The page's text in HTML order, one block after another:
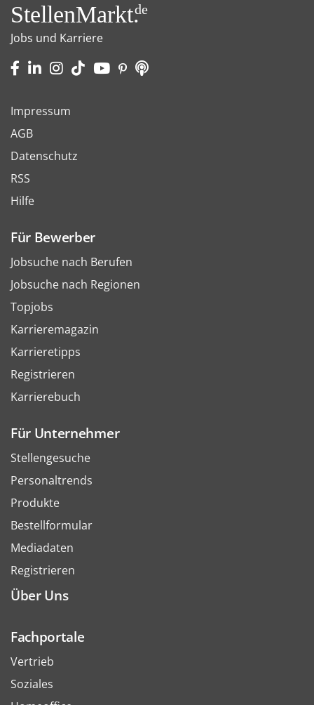
StellenMarkt.de
Jobs und Karriere
Impressum
AGB
Datenschutz
RSS
Hilfe
Für Bewerber
Jobsuche nach Berufen
Jobsuche nach Regionen
Topjobs
Karrieremagazin
Karrieretipps
Registrieren
Karrierebuch
Für Unternehmer
Stellengesuche
Personaltrends
Produkte
Bestellformular
Mediadaten
Registrieren
Über Uns
Fachportale
Vertrieb
Soziales